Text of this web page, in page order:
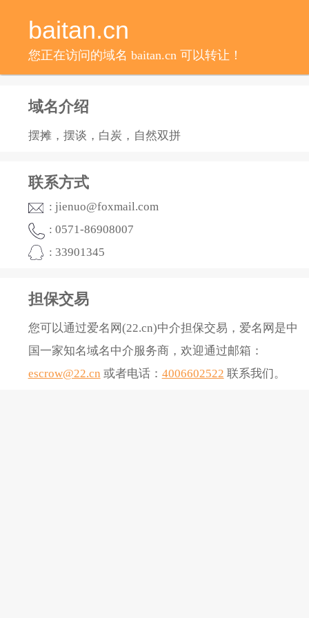
baitan.cn
您正在访问的域名 baitan.cn 可以转让！
域名介绍
摆摊，摆谈，白炭，自然双拼
联系方式
: jienuo@foxmail.com
: 0571-86908007
: 33901345
担保交易
您可以通过爱名网(22.cn)中介担保交易，爱名网是中
国一家知名域名中介服务商，欢迎通过邮箱：
escrow@22.cn 或者电话： 4006602522 联系我们。